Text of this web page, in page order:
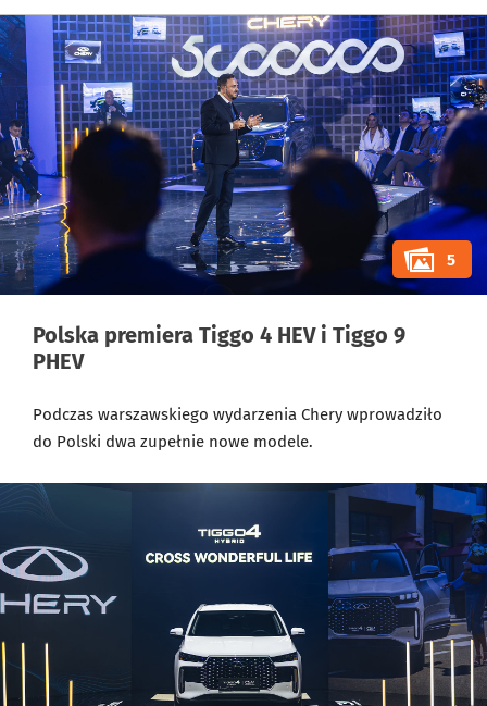
5
Polska premiera Tiggo 4 HEV i Tiggo 9
PHEV
Podczas warszawskiego wydarzenia Chery wprowadziło
do Polski dwa zupełnie nowe modele.